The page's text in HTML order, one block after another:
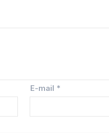
E-mail *